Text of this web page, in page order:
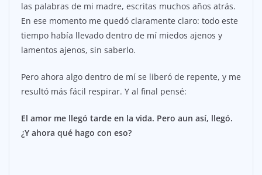
las palabras de mi madre, escritas muchos años atrás.
En ese momento me quedó claramente claro: todo este
tiempo había llevado dentro de mí miedos ajenos y
lamentos ajenos, sin saberlo.
Pero ahora algo dentro de mí se liberó de repente, y me
resultó más fácil respirar. Y al final pensé:
El amor me llegó tarde en la vida. Pero aun así, llegó.
¿Y ahora qué hago con eso?